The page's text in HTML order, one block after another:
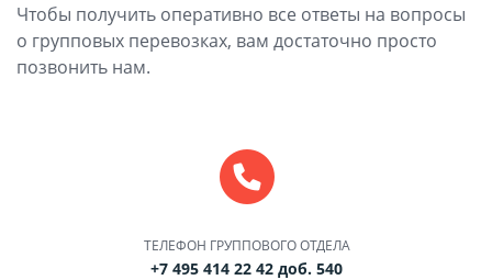
Чтобы получить оперативно все ответы на вопросы
о групповых перевозках, вам достаточно просто
позвонить нам.
ТЕЛЕФОН ГРУППОВОГО ОТДЕЛА
+7 495 414 22 42 доб. 540